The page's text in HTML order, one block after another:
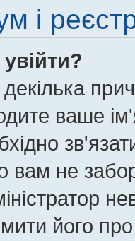
і
ваше
вам не
його